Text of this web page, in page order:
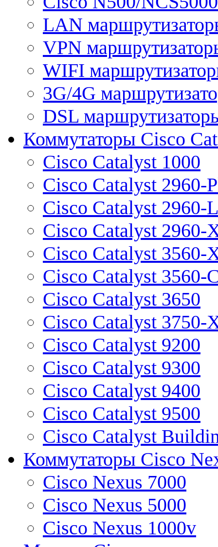
LAN
VPN
WIFI
3G/4G
DSL
Коммутаторы Cisco
Cisco Catalyst 1000
Cisco Catalyst 2960-
Cisco Catalyst 2960-L
Cisco Catalyst 2960-
Cisco Catalyst 3560-
Cisco Catalyst 3560-
Cisco Catalyst 3650
Cisco Catalyst 3750-
Cisco Catalyst 9200
Cisco Catalyst 9300
Cisco Catalyst 9400
Cisco Catalyst 9500
Cisco Catalyst
Коммутаторы Cisco
Cisco Nexus 7000
Cisco Nexus 5000
Cisco Nexus 1000v